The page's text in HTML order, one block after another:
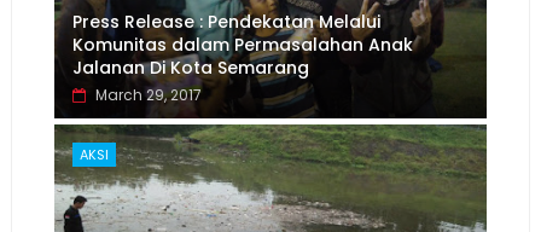
Press Release : Pendekatan Melalui
Komunitas dalam Permasalahan Anak
Jalanan Di Kota Semarang
March 29, 2017
AKSI